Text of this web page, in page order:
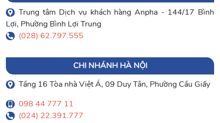
Trung tâm Dịch vụ khách hàng Anpha - 144/17 Bình
Lợi, Phường Bình Lợi Trung
(028) 62.797.555
CHI NHÁNH HÀ NỘI
Tầng 16 Tòa nhà Việt Á, 09 Duy Tân, Phường Cầu Giấy
098 44 777 11
(024) 22.391.777